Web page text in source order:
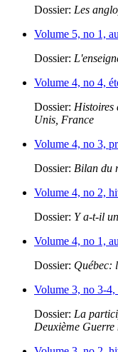
Dossier: Les
Volume 5, no 1,
Dossier:
Volume 4, no 4,
Dossier: Histoires
Unis, France
Volume 4, no 3,
Dossier: Bilan du
Volume 4, no 2,
Dossier: Y a-t-il
Volume 4, no 1,
Dossier: Québec:
Volume 3, no 3-4,
Dossier: La
Deuxième